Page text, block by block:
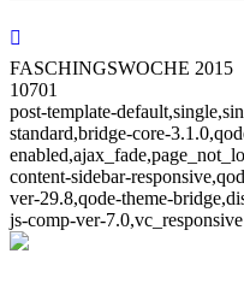
FASCHINGSWOCHE 2015
10701
post-template-
standard,bridge-core-
content-sidebar-
ver-29.8,qode-theme-
js-comp-ver-7.0,vc_responsive